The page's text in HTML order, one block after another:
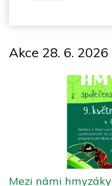
Akce 28. 6. 2026
Mezi námi hmyzáky